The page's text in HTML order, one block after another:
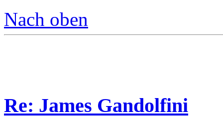
Nach oben
Re: James Gandolfini